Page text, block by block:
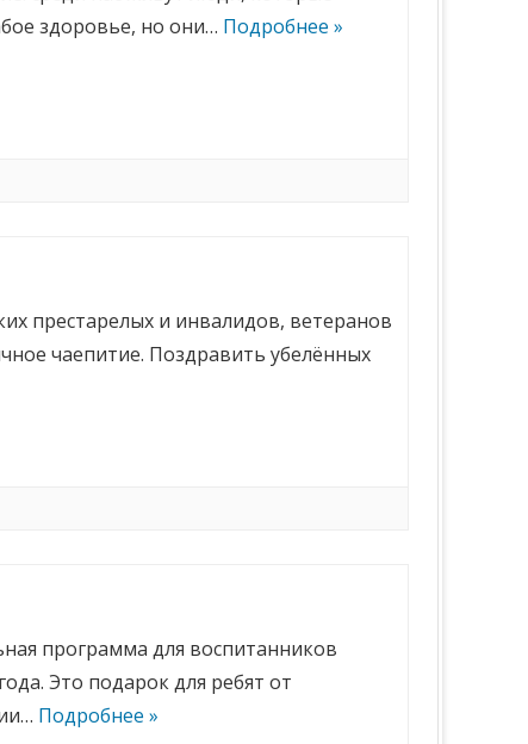
здоровье, но они… Подробнее »
престарелых и инвалидов, ветеранов
чаепитие. Поздравить убелённых
программа для воспитанников
Это подарок для ребят от
Подробнее »